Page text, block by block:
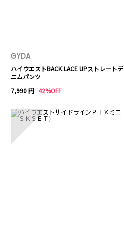
GYDA
ハイウエストBACK LACE UPストレートデ
ニムパンツ
7,990 円 42%OFF